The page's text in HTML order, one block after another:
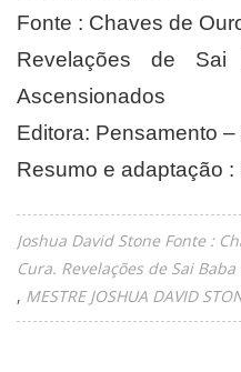
Fonte : Chaves de
Revelações de
Ascensionados
Editora: Pensamento –
Resumo e adaptação :
Joshua David Stone Fonte :
Cura. Revelações de Sai
MESTRE JOSHUA DAVID